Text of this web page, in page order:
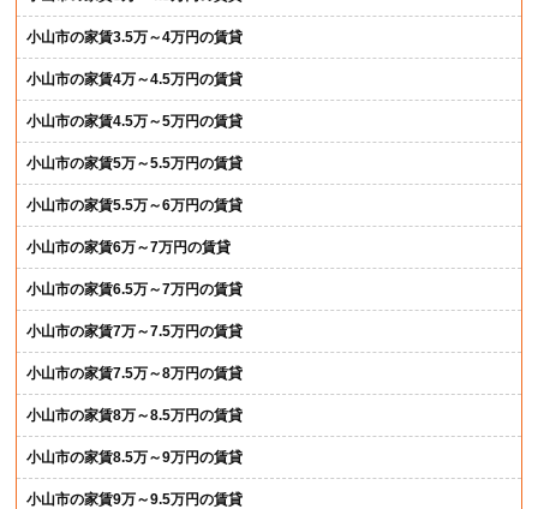
小山市の家賃3.5万～4万円の賃貸
小山市の家賃4万～4.5万円の賃貸
小山市の家賃4.5万～5万円の賃貸
小山市の家賃5万～5.5万円の賃貸
小山市の家賃5.5万～6万円の賃貸
小山市の家賃6万～7万円の賃貸
小山市の家賃6.5万～7万円の賃貸
小山市の家賃7万～7.5万円の賃貸
小山市の家賃7.5万～8万円の賃貸
小山市の家賃8万～8.5万円の賃貸
小山市の家賃8.5万～9万円の賃貸
小山市の家賃9万～9.5万円の賃貸